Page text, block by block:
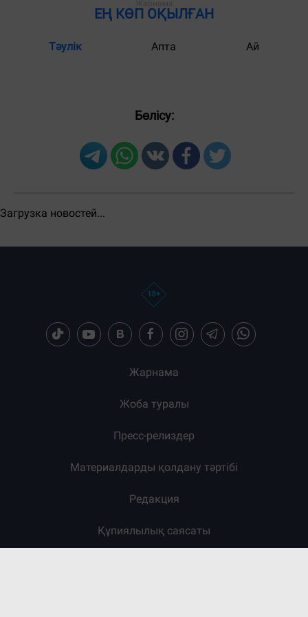
ЕҢ КӨП ОҚЫЛҒАН
Тәулік Апта Ай
Бөлісу:
Загрузка новостей...
Жарнама
Жоба туралы
Пресс-релиздер
Материалдарды қолдану тәртібі
Редакция
Құпиялылық саясаты